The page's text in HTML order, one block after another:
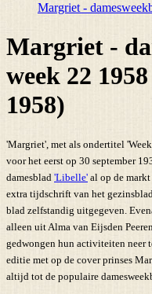
Margriet -
Margriet -
week 22
1958)
'Margriet', met als ondertitel
voor het eerst op 30 september
damesblad 'Libelle' al op de
extra tijdschrift van het
blad zelfstandig uitgegeven.
alleen uit Alma van Eijsden
gedwongen hun activiteiten neer
editie met op de cover prinses
altijd tot de populaire